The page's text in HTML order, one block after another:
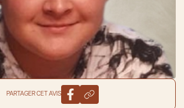
PARTAGER CET AVIS